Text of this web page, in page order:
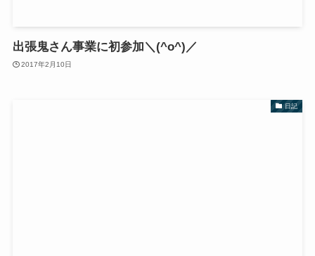
出張鬼さん事業に初参加＼(^o^)／
2017年2月10日
日記